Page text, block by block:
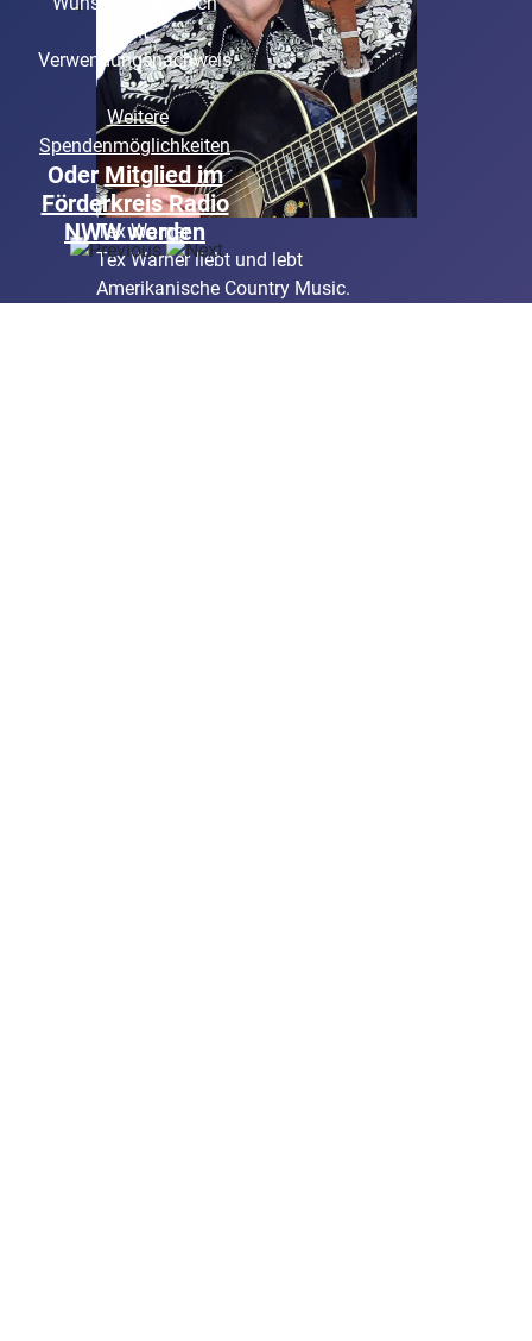
Tex Warner
Tex Warner liebt und lebt
Amerikanische Country Music.
mit
Verwendungsnachweis
Weitere
Spendenmöglichkeiten
Oder Mitglied im
Förderkreis Radio
NWW werden